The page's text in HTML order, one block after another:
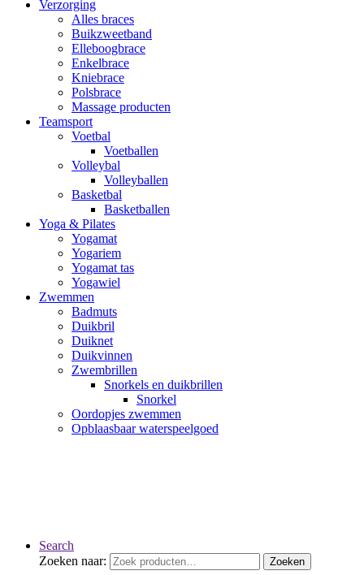
Verzorging
Alles braces
Buikzweetband
Elleboogbrace
Enkelbrace
Kniebrace
Polsbrace
Massage producten
Teamsport
Voetbal
Voetballen
Volleybal
Volleyballen
Basketbal
Basketballen
Yoga & Pilates
Yogamat
Yogariem
Yogamat tas
Yogawiel
Zwemmen
Badmuts
Duikbril
Duiknet
Duikvinnen
Zwembrillen
Snorkels en duikbrillen
Snorkel
Oordopjes zwemmen
Opblaasbaar waterspeelgoed
Search
Zoeken naar:
Zoeken